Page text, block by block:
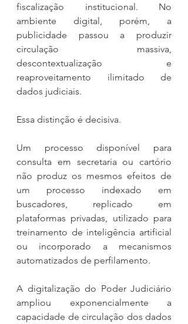
fiscalização institucional. No
ambiente digital, porém, a
publicidade passou a produzir
circulação massiva,
descontextualização e
reaproveitamento ilimitado de
dados judiciais.
Essa distinção é decisiva.
Um processo disponível para
consulta em secretaria ou cartório
não produz os mesmos efeitos de
um processo indexado em
buscadores, replicado em
plataformas privadas, utilizado para
treinamento de inteligência artificial
ou incorporado a mecanismos
automatizados de perfilamento.
A digitalização do Poder Judiciário
ampliou exponencialmente a
capacidade de circulação dos dados